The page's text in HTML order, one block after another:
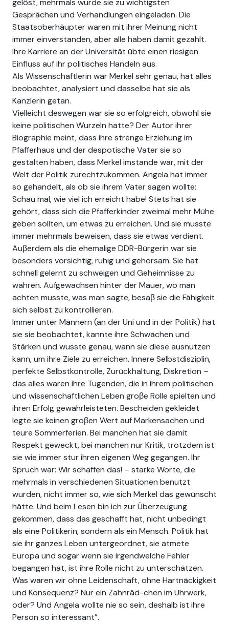
gelöst, mehrmals wurde sie zu wichtigsten
Gesprächen und Verhandlungen eingeladen. Die
Staatsoberhäupter waren mit ihrer Meinung nicht
immer einverstanden, aber alle haben damit gezählt.
Ihre Karriere an der Universität übte einen riesigen
Einfluss auf ihr politisches Handeln aus.
Als Wissenschaftlerin war Merkel sehr genau, hat alles
beobachtet, analysiert und dasselbe hat sie als
Kanzlerin getan.
Vielleicht deswegen war sie so erfolgreich, obwohl sie
keine politischen Wurzeln hatte? Der Autor ihrer
Biographie meint, dass ihre strenge Erziehung im
Pfafferhaus und der despotische Vater sie so
gestalten haben, dass Merkel imstande war, mit der
Welt der Politik zurechtzukommen. Angela hat immer
so gehandelt, als ob sie ihrem Vater sagen wollte:
Schau mal, wie viel ich erreicht habe! Stets hat sie
gehört, dass sich die Pfafferkinder zweimal mehr Mühe
geben sollten, um etwas zu erreichen. Und sie musste
immer mehrmals beweisen, dass sie etwas verdient.
Auβerdem als die ehemalige DDR-Bürgerin war sie
besonders vorsichtig, ruhig und gehorsam. Sie hat
schnell gelernt zu schweigen und Geheimnisse zu
wahren. Aufgewachsen hinter der Mauer, wo man
achten musste, was man sagte, besaβ sie die Fähigkeit
sich selbst zu kontrollieren.
Immer unter Männern (an der Uni und in der Politik) hat
sie sie beobachtet, kannte ihre Schwächen und
Stärken und wusste genau, wann sie diese ausnutzen
kann, um ihre Ziele zu erreichen. Innere Selbstdisziplin,
perfekte Selbstkontrolle, Zurückhaltung, Diskretion –
das alles waren ihre Tugenden, die in ihrem politischen
und wissenschaftlichen Leben groβe Rolle spielten und
ihren Erfolg gewährleisteten. Bescheiden gekleidet
legte sie keinen groβen Wert auf Markensachen und
teure Sommerferien. Bei manchen hat sie damit
Respekt geweckt, bei manchen nur Kritik, trotzdem ist
sie wie immer stur ihren eigenen Weg gegangen. Ihr
Spruch war: Wir schaffen das! – starke Worte, die
mehrmals in verschiedenen Situationen benutzt
wurden, nicht immer so, wie sich Merkel das gewünscht
hätte. Und beim Lesen bin ich zur Überzeugung
gekommen, dass das geschafft hat, nicht unbedingt
als eine Politikerin, sondern als ein Mensch. Politik hat
sie ihr ganzes Leben untergeordnet, sie atmete
Europa und sogar wenn sie irgendwelche Fehler
begangen hat, ist ihre Rolle nicht zu unterschätzen.
Was wären wir ohne Leidenschaft, ohne Hartnäckigkeit
und Konsequenz? Nur ein Zahnräd-chen im Uhrwerk,
oder? Und Angela wollte nie so sein, deshalb ist ihre
Person so interessant”.